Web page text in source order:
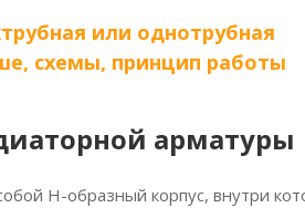
или однотрубная
схемы, принцип работы
арматуры
Н-образный корпус, внутри